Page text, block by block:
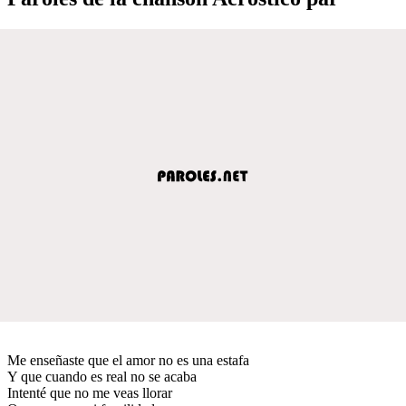
Me enseñaste que el amor no es una estafa
Y que cuando es real no se acaba
Intenté que no me veas llorar